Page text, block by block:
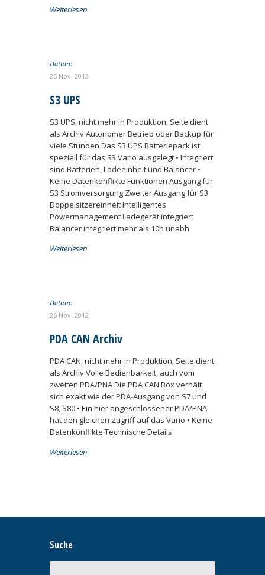
Weiterlesen
Datum:
25 Nov. 2013
S3 UPS
S3 UPS, nicht mehr in Produktion, Seite dient
als Archiv Autonomer Betrieb oder Backup für
viele Stunden Das S3 UPS Batteriepack ist
speziell für das S3 Vario ausgelegt • Integriert
sind Batterien, Ladeeinheit und Balancer •
Keine Datenkonflikte Funktionen Ausgang für
S3 Stromversorgung Zweiter Ausgang für S3
Doppelsitzereinheit Intelligentes
Powermanagement Ladegerät integriert
Balancer integriert mehr als 10h unabh
Weiterlesen
Datum:
26 Nov. 2012
PDA CAN Archiv
PDA CAN, nicht mehr in Produktion, Seite dient
als Archiv Volle Bedienbarkeit, auch vom
zweiten PDA/PNA Die PDA CAN Box verhält
sich exakt wie der PDA-Ausgang von S7 und
S8, S80 • Ein hier angeschlossener PDA/PNA
hat den gleichen Zugriff auf das Vario • Keine
Datenkonflikte Technische Details
Weiterlesen
Suche